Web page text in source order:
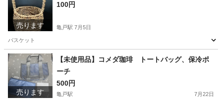
売ります
100円
亀戸駅 7月5日
バスケット
東京 江東区 亀戸駅 その他 バスケット
売ります
【未使用品】コメダ珈琲 トートバッグ、保冷ポ
ーチ
500円
亀戸駅 7月22日